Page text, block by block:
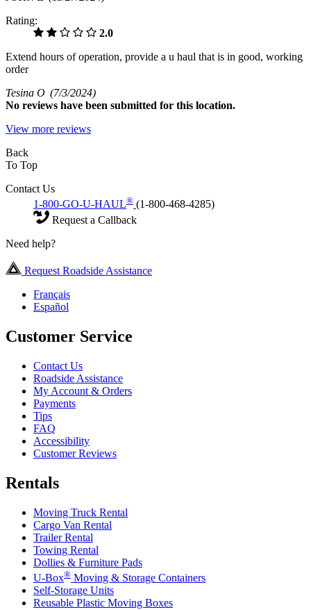
Rating:
2.0
Extend hours of operation, provide a u haul that is in good, working
order
Tesina O (7/3/2024)
No reviews have been submitted for this location.
View more reviews
Back
To Top
Contact Us
1-800-GO-U-HAUL® (1-800-468-4285)
Request a Callback
Need help?
Request Roadside Assistance
Français
Español
Customer Service
Contact Us
Roadside Assistance
My Account & Orders
Payments
Tips
FAQ
Accessibility
Customer Reviews
Rentals
Moving Truck Rental
Cargo Van Rental
Trailer Rental
Towing Rental
Dollies & Furniture Pads
U-Box® Moving & Storage Containers
Self-Storage Units
Reusable Plastic Moving Boxes